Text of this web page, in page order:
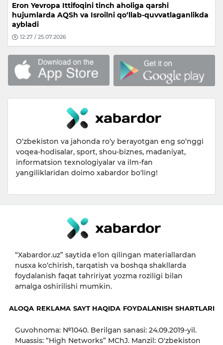
Eron Yevropa Ittifoqini tinch aholiga qarshi
hujumlarda AQSh va Isroilni qo‘llab-quvvatlaganlikda
aybladi
12:27 / 25.07.2026
O‘zbekiston va jahonda ro‘y berayotgan eng so‘nggi
voqea-hodisalar, sport, shou-biznes, madaniyat,
informatsion texnologiyalar va ilm-fan
yangiliklaridan doimo xabardor bo‘ling!
“Xabardor.uz” saytida eʼlon qilingan materiallardan
nusxa ko‘chirish, tarqatish va boshqa shakllarda
foydalanish faqat tahririyat yozma roziligi bilan
amalga oshirilishi mumkin.
ALOQA REKLAMA SAYT HAQIDA FOYDALANISH SHARTLARI
Guvohnoma: №1040. Berilgan sanasi: 24.09.2019-yil.
Muassis: “High Networks” MChJ. Manzil: O'zbekiston